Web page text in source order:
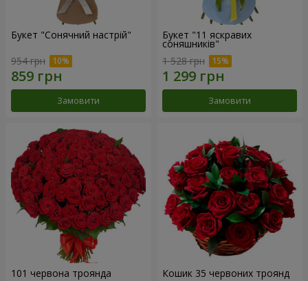
Букет "Сонячний настрій"
954 грн
Замовити
Букет "11 яскравих
соняшників"
1 528 грн
Замовити
101 червона троянда Кошик 35 червоних троянд